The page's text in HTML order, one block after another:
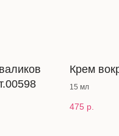
Крем
15 мл
475 р.